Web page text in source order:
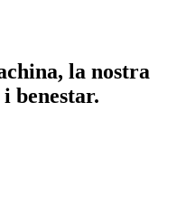
la nostra
benestar.